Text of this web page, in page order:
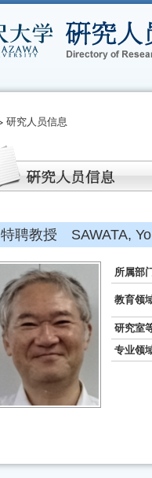
研究人员信息
特聘教授 SAWATA,
所属部
教育领
研究室
专业领